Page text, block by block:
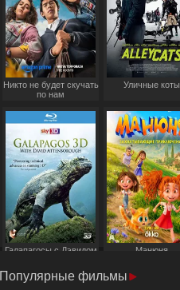
Никто не будет скучать
по нам
Уличные коты
Галапагосы с Дэвидом
Манюня
Популярные фильмы